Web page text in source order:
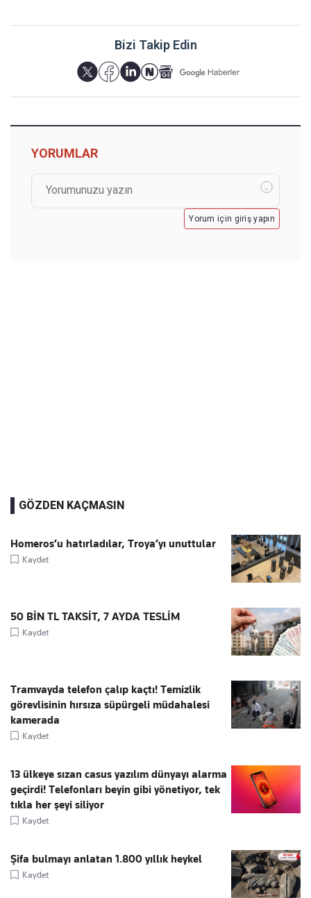
Bizi Takip Edin
YORUMLAR
Yorum için giriş yapın
GÖZDEN KAÇMASIN
Homeros’u hatırladılar, Troya’yı unuttular
Kaydet
50 BİN TL TAKSİT, 7 AYDA TESLİM
Kaydet
Tramvayda telefon çalıp kaçtı! Temizlik
görevlisinin hırsıza süpürgeli müdahalesi
kamerada
Kaydet
13 ülkeye sızan casus yazılım dünyayı alarma
geçirdi! Telefonları beyin gibi yönetiyor, tek
tıkla her şeyi siliyor
Kaydet
Şifa bulmayı anlatan 1.800 yıllık heykel
Kaydet